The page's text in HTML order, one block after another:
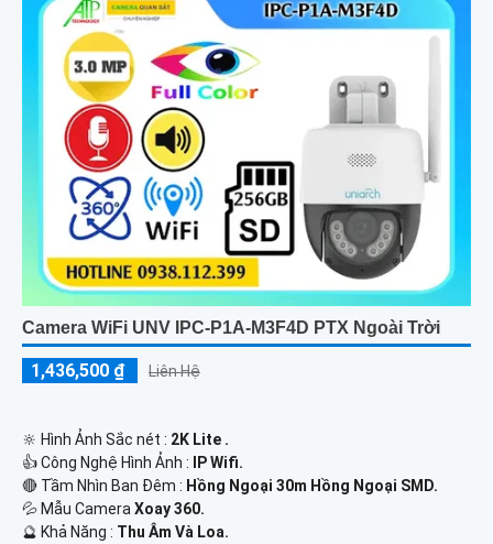
Camera WiFi UNV IPC-P1A-M3F4D PTX Ngoài Trời
1,436,500 ₫ Liên Hệ
🔆 Hình Ảnh Sắc nét : 2K Lite .
👍 Công Nghệ Hình Ảnh :
IP Wifi.
🔴 Tầm Nhìn Ban Đêm : Hồng Ngoại 30m Hồng Ngoại SMD.
💦 Mẫu Camera Xoay 360.
️🔮 Khả Năng : Thu Âm Và Loa.